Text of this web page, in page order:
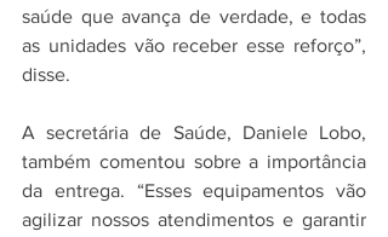
saúde que avança de verdade, e todas
as unidades vão receber esse reforço”,
disse.
A secretária de Saúde, Daniele Lobo,
também comentou sobre a importância
da entrega. “Esses equipamentos vão
agilizar nossos atendimentos e garantir